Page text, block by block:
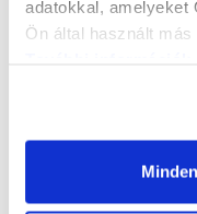
adatokkal, amelyeket
Ön által használt
2026.05.14.
párbeszéd indult
párbeszéd a
2026.05.15.
átívelő irodalmi